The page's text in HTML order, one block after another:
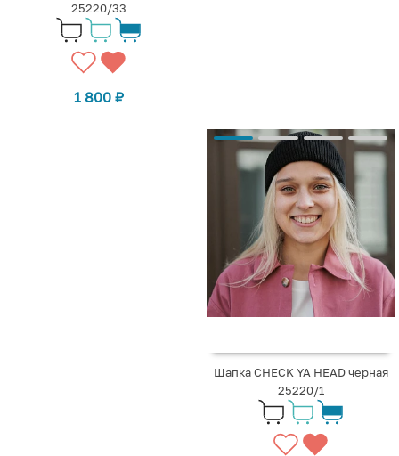
25220/33
1 800 ₽
Шапка CHECK YA HEAD черная
25220/1